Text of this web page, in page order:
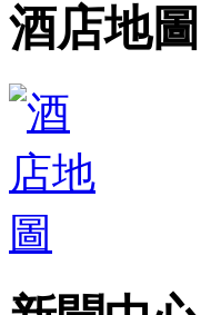
酒店地圖